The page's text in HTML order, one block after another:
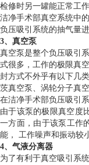
检修时另一罐能正常工
洁净手术部真空系统中
负压吸引系统的抽气量
3、真空泵
真空泵是整个负压吸引
式很多，工作的极限真
封方式不外乎有以下几
茨真空泵、涡轮分子真
在洁净手术部负压吸引
由于该泵的极限真空度
一方面，由于该泵工作
能， 工作噪声和振动较
4、气液分离器
为了有利于真空吸引系